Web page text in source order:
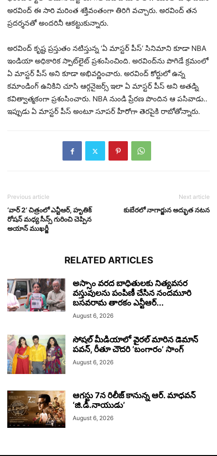
అరవింద్ ఈ సారి మరింత శక్తివంతంగా తిరిగి వచ్చారు. అరవింద్ తన
ప్రదర్శనతో అందరినీ ఆకట్టుకున్నారు.
అరవింద్ కృష్ట ప్రస్తుతం నటిస్తున్న ‘ఏ మాస్టర్ పీస్’ సినిమాని కూడా NBA
ఇండియా అధికారిక స్పాట్‌లైట్ ప్రశంసించింది. అరవింద్‌ను పొగిడే క్రమంలో
ఏ మాస్టర్ పీస్ అని కూడా అభివర్ణించారు. అరవింద్ కోర్టులో ఉన్న
కమాండింగ్ ఉనికిని చూసి ఆర్గనైజర్స్ ఇలా ఏ మాస్టర్ పీస్ అని అతడ్ని
కవిత్వాత్మకంగా ప్రశంసించారు. NBA నుండి ప్రేరణ పొందిన ఆ పసివాడు..
ఇప్పుడు ఏ మాస్టర్ పీస్ అంటూ సూపర్ హీరోగా తెరపైకి రాబోతోన్నారు.
Previous article
‘వార్ 2’ చిత్రంలో ఎన్టీఆర్, హృతిక్
రోషన్ మధ్య సీన్స్ గురించి చెప్పిన
అయాన్ ముఖర్జీ
Next article
కుబేరలో నాగార్జున అద్భుత నటన
RELATED ARTICLES
అస్సాం వరద బాధితులకు నిత్యవసర
వస్తువులను పంపిణీ చేసిన నందమూరి
బసవరామ తారకం ఎన్టీఆర్...
August 6, 2026
సోషల్ మీడియాలో వైరల్ మారిన డెమాన్
పవన్, రీతూ చౌదరి ‘బంగారం’ సాంగ్
August 6, 2026
ఆగస్టు 7న రిలీజ్ కానున్న ఆర్‌. మాధవన్‌
‘జి.డి.నాయుడు’
August 6, 2026